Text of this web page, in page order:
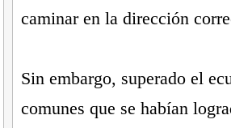
caminar en la dirección
Sin embargo, superado el
comunes que se habían